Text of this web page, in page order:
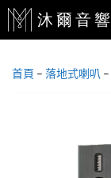
跳
至
首頁 – 落地式喇叭 –